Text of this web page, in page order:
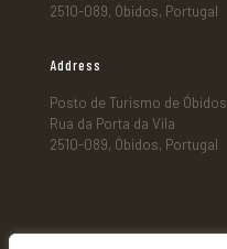
2510-089, Óbidos, Portugal
Address
Posto de Turismo de Óbidos
Rua da Porta da Vila
2510-089, Óbidos, Portugal